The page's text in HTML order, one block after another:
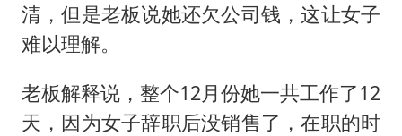
清，但是老板说她还欠公司钱，这让女子
难以理解。
老板解释说，整个12月份她一共工作了12
天，因为女子辞职后没销售了，在职的时